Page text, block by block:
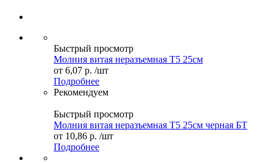
Быстрый просмотр
Молния витая неразъемная Т5 25см
от 6,07 р. /шт
Подробнее
Рекомендуем
Быстрый просмотр
Молния витая неразъемная Т5 25см черная БТ
от 10,86 р. /шт
Подробнее